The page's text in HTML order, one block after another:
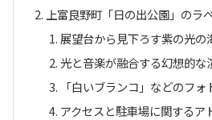
上富良野町「日の出公園」のラ
展望台から見下ろす紫の光の
光と音楽が融合する幻想的な
「白いブランコ」などのフ
アクセスと駐車場に関するア